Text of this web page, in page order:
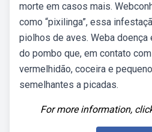
morte em casos mais.
como “pixilinga”, essa
piolhos de aves. Weba doença
do pombo que, em contato
vermelhidão, coceira e
semelhantes a picadas.
For more information,